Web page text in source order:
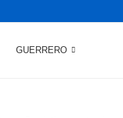
GUERRERO